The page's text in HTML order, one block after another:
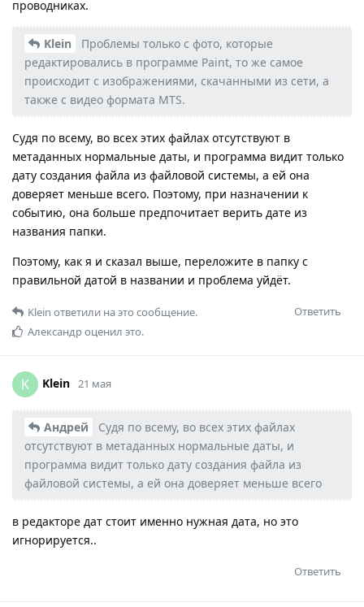
проводниках.
Klein
Проблемы только с фото, которые
редактировались в программе Paint, то же самое
происходит с изображениями, скачанными из сети, а
также с видео формата MTS.
Судя по всему, во всех этих файлах отсутствуют в
метаданных нормальные даты, и программа видит только
дату создания файла из файловой системы, а ей она
доверяет меньше всего. Поэтому, при назначении к
событию, она больше предпочитает верить дате из
названия папки.
Поэтому, как я и сказал выше, переложите в папку с
правильной датой в названии и проблема уйдёт.
Ответить
Klein ответили на это сообщение.
Александроценил это.
K Klein 21 мая
Андрей
Судя по всему, во всех этих файлах
отсутствуют в метаданных нормальные даты, и
программа видит только дату создания файла из
файловой системы, а ей она доверяет меньше всего
в редакторе дат стоит именно нужная дата, но это
игнорируется..
Ответить